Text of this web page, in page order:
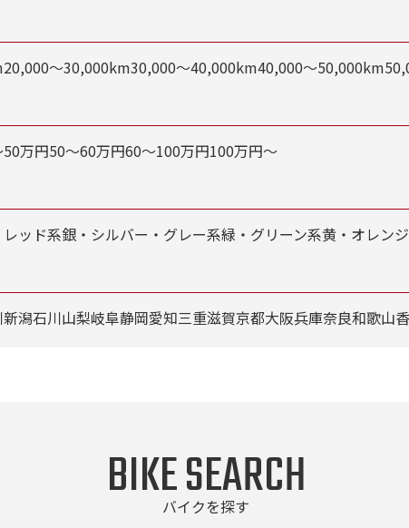
20,000～30,000km30,000～40,000km40,000～50,000km
万円50～60万円60～100万円100万円～
ッド系銀・シルバー・グレー系緑・グリーン系黄・オレン
新潟石川山梨岐阜静岡愛知三重滋賀京都大阪兵庫奈良和歌山
BIKE SEARCH
バイクを探す